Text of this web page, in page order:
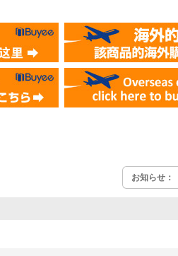
お知らせ：